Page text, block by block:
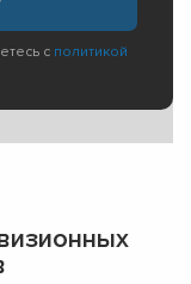
с политикой